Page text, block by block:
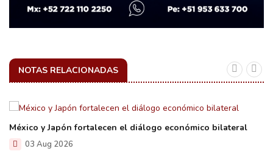
NOTAS RELACIONADAS
México y Japón fortalecen el diálogo económico bilateral
03 Aug 2026